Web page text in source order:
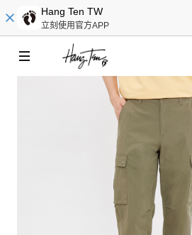
Hang Ten TW
立刻使用官方APP